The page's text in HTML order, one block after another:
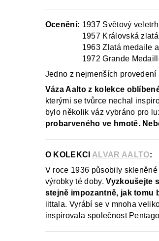
Ocenění: 1937 Světový
1957 Královská
1963 Zlatá medaile
1972 Grande
Jedno z nejmenších
Váza Aalto z kolekce
kterými se tvůrce nechal
bylo několik váz vybráno pro
probarveného ve hmotě.
O KOLEKCI ALVAR AALTO:
V roce 1936 působily
výrobky té doby.Vyzkoušejte
stejně impozantně, jak tomu
iittala. Vyrábí se v mnoha
inspirovala společnost